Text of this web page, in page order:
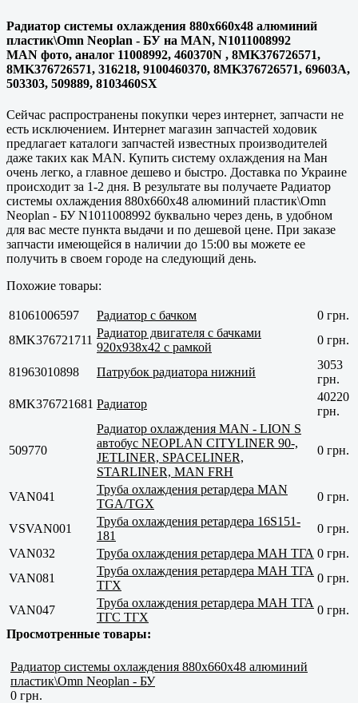
Радиатор системы охлаждения 880x660x48 алюминий
пластик\Omn Neoplan - БУ на MAN, N1011008992
MAN фото, аналог 11008992, 460370N , 8MK376726571,
8MK376726571, 316218, 9100460370, 8MK376726571, 69603A,
503303, 509889, 8103460SX
Сейчас распространены покупки через интернет, запчасти не
есть исключением. Интернет магазин запчастей ходовик
предлагает каталоги запчастей известных производителей
даже таких как MAN. Купить систему охлаждения на Ман
очень легко, а главное дешево и быстро. Доставка по Украине
происходит за 1-2 дня. В результате вы получаете Радиатор
системы охлаждения 880x660x48 алюминий пластик\Omn
Neoplan - БУ N1011008992 буквально через день, в удобном
для вас месте пункта выдачи и по дешевой цене. При заказе
запчасти имеющейся в наличии до 15:00 вы можете ее
получить в своем городе на следующий день.
Похожие товары:
81061006597 Радиатор с бачком
0 грн.
8MK376721711
Радиатор двигателя с бачками
920x938x42 с рамкой
0 грн.
81963010898 Патрубок радиатора нижний
3053
грн.
8MK376721681 Радиатор
40220
грн.
509770
Радиатор охлаждения MAN - LION S
автобус NEOPLAN CITYLINER 90-,
JETLINER, SPACELINER,
STARLINER, MAN FRH
0 грн.
VAN041
Труба охлаждения ретардера MAN
TGA/TGX
0 грн.
VSVAN001
Труба охлаждения ретардера 16S151-
181
0 грн.
VAN032
Труба охлаждения ретардера МАН ТГА 0 грн.
VAN081
Труба охлаждения ретардера МАН ТГА
ТГХ
0 грн.
VAN047
Труба охлаждения ретардера МАН ТГА
ТГС ТГХ
0 грн.
Просмотренные товары:
Радиатор системы охлаждения 880x660x48 алюминий
пластик\Omn Neoplan - БУ
0 грн.